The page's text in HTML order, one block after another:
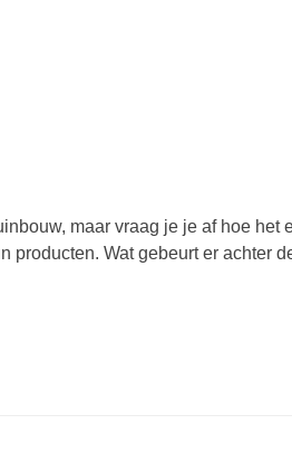
maar vraag je je af hoe
Wat gebeurt er achter